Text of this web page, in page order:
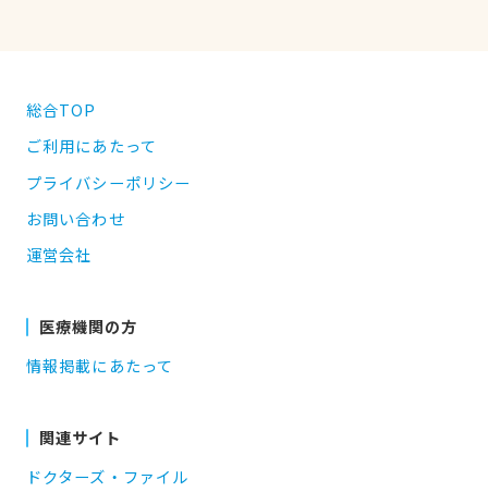
総合TOP
ご利用にあたって
プライバシーポリシー
お問い合わせ
運営会社
医療機関の方
情報掲載にあたって
関連サイト
ドクターズ・ファイル